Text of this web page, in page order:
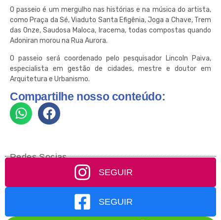
O passeio é um mergulho nas histórias e na música do artista,
como Praça da Sé, Viaduto Santa Efigênia, Joga a Chave, Trem
das Onze, Saudosa Maloca, Iracema, todas compostas quando
Adoniran morou na Rua Aurora.
O passeio será coordenado pelo pesquisador Lincoln Paiva,
especialista em gestão de cidades, mestre e doutor em
Arquitetura e Urbanismo.
Compartilhe nosso conteúdo:
Redes Socias
SEGUIR
SEGUIR